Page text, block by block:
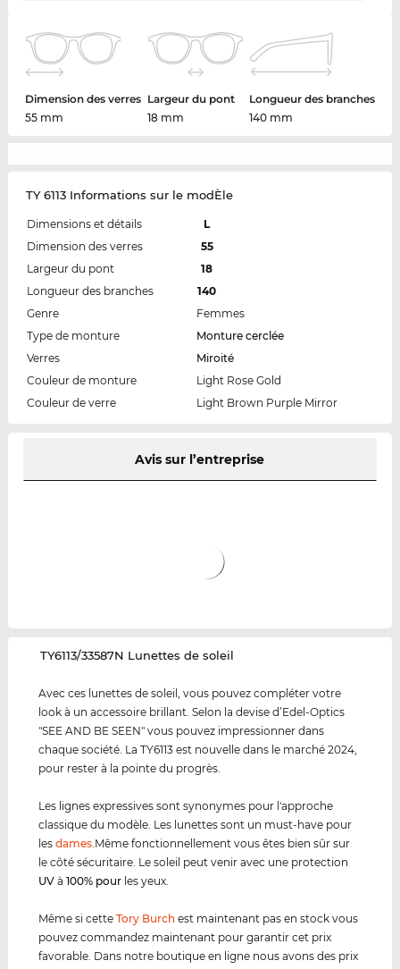
Dimension des verres
55 mm
Largeur du pont
18 mm
Longueur des branches
140 mm
TY 6113 Informations sur le modÈle
Dimensions et détails
L
Dimension des verres
55
Largeur du pont
18
Longueur des branches
140
Genre
Femmes
Type de monture
Monture cerclée
Verres
Miroité
Couleur de monture
Light Rose Gold
Couleur de verre
Light Brown Purple Mirror
Avis sur l’entreprise
‌TY6113/33587N Lunettes de soleil
Avec ces lunettes de soleil, vous pouvez compléter votre
look à un accessoire brillant. Selon la devise d’Edel-Optics
"SEE AND BE SEEN" vous pouvez impressionner dans
chaque société. La TY6113 est nouvelle dans le marché 2024,
pour rester à la pointe du progrès.
Les lignes expressives sont synonymes pour l'approche
classique du modèle. Les lunettes sont un must-have pour
lesdames.Même fonctionnellement vous êtes bien sûr sur
le côté sécuritaire. Le soleil peut venir avec une protection
UV à100% pour les yeux.
Même si cetteTory Burch est maintenant pas en stock vous
pouvez commandez maintenant pour garantir cet prix
favorable. Dans notre boutique en ligne nous avons des prix